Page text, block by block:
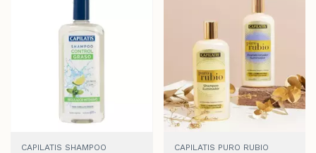
CAPILATIS SHAMPOO
CAPILATIS PURO RUBIO